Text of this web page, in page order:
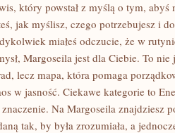
który powstał z myślą o tym, abyś
jak myślisz, czego potrzebujesz i
miałeś odczucie, że w
Margoseila jest dla Ciebie. To
lecz mapa, która pomaga
w jasność. Ciekawe kategorie to
Na Margoseila znajdziesz
tak, by była zrozumiała, a